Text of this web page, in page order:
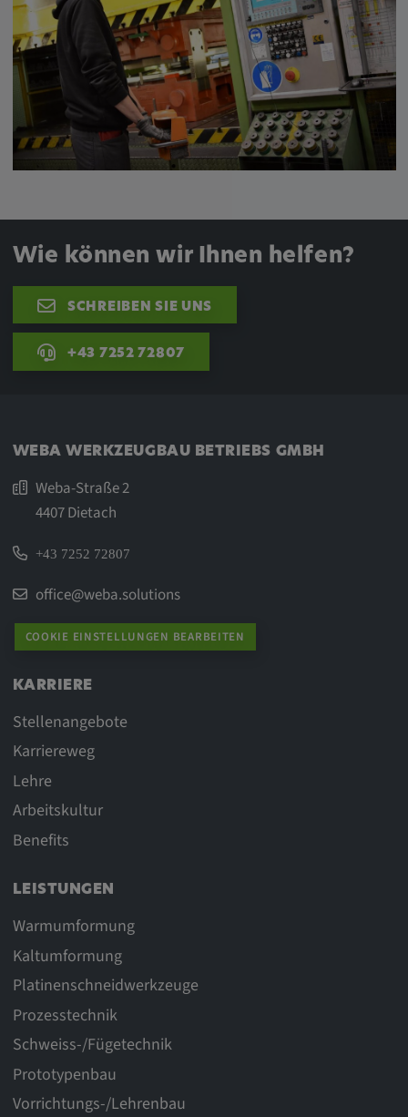
Wie können wir Ihnen helfen?
SCHREIBEN SIE UNS
+43 7252 72807
WEBA WERKZEUGBAU BETRIEBS GMBH
Weba-Straße 2
4407 Dietach
+43 7252 72807
office@weba.solutions
COOKIE EINSTELLUNGEN BEARBEITEN
KARRIERE
Stellenangebote
Karriereweg
Lehre
Arbeitskultur
Benefits
LEISTUNGEN
Warmumformung
Kaltumformung
Platinenschneidwerkzeuge
Prozesstechnik
Schweiss-/Fügetechnik
Prototypenbau
Vorrichtungs-/Lehrenbau